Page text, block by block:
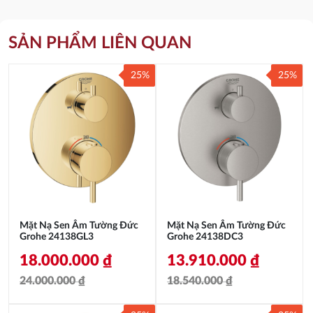
SẢN PHẨM LIÊN QUAN
Mặt Nạ Sen Âm Tường Đức
Grohe 24138GL3
24.000.000₫
18.000.000 ₫
25%
Mặt Nạ Sen Âm Tường Đức
Grohe 24138DC3
18.540.000₫
13.910.000 ₫
25%